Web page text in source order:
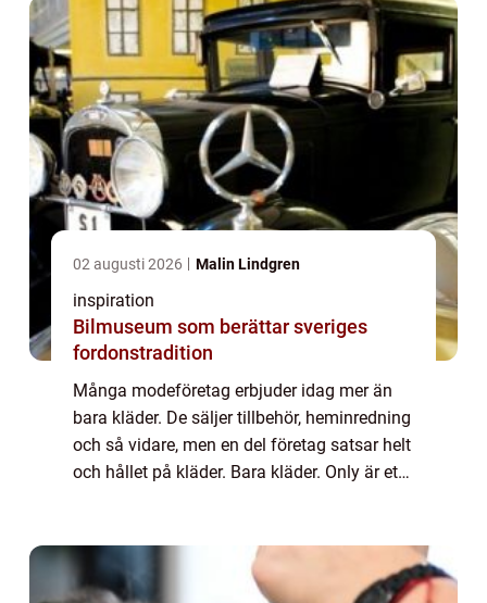
02 augusti 2026 Malin Lindgren
inspiration
Bilmuseum som berättar sveriges
fordonstradition
Många modeföretag erbjuder idag mer än
bara kläder. De säljer tillbehör, heminredning
och så vidare, men en del företag satsar helt
och hållet på kläder. Bara kläder. Only är ett